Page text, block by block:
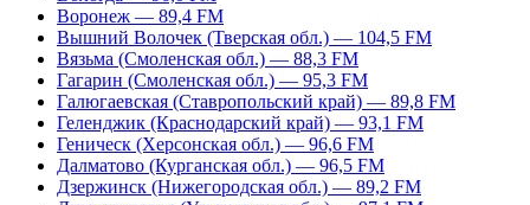
Воронеж — 89,4 FM
Вышний Волочек (Тверская обл.) — 104,5 FM
Вязьма (Смоленская обл.) — 88,3 FM
Гагарин (Смоленская обл.) — 95,3 FM
Галюгаевская (Ставропольский край) — 89,8 FM
Геленджик (Краснодарский край) — 93,1 FM
Геническ (Херсонская обл.) — 96,6 FM
Далматово (Курганская обл.) — 96,5 FM
Дзержинск (Нижегородская обл.) — 89,2 FM